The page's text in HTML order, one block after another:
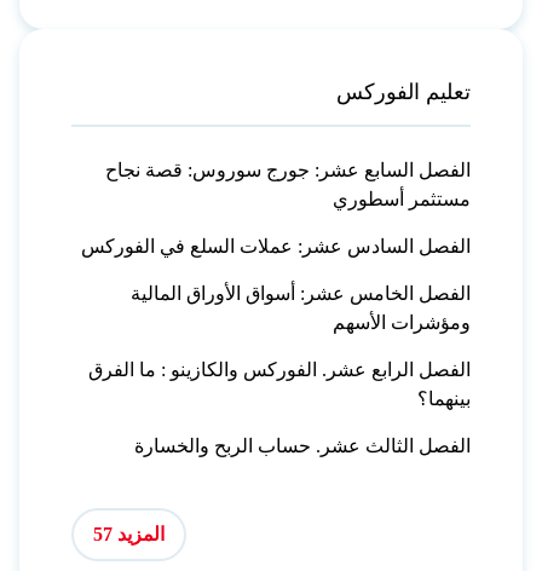
تعليم الفوركس
الفصل السابع عشر: جورج سوروس: قصة نجاح
مستثمر أسطوري
الفصل السادس عشر: عملات السلع في الفوركس
الفصل الخامس عشر: أسواق الأوراق المالية
ومؤشرات الأسهم
الفصل الرابع عشر. الفوركس والكازينو : ما الفرق
بينهما؟
الفصل الثالث عشر. حساب الربح والخسارة
المزيد 57